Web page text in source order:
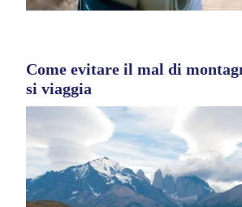
Come evitare il mal di
si viaggia